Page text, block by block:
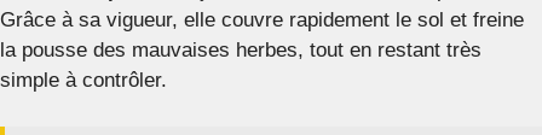
Grâce à sa vigueur, elle couvre rapidement le sol et freine
la pousse des mauvaises herbes, tout en restant très
simple à contrôler.